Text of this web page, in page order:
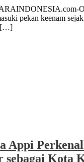
pekan keenam
[…]
Appi
sebagai Kota